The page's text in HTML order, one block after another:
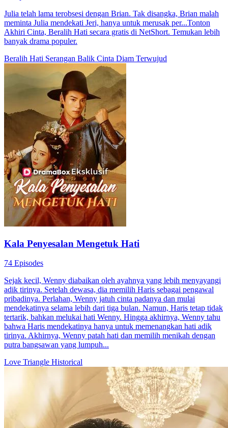
Julia telah lama terobsesi dengan Brian. Tak disangka, Brian malah
meminta Julia mendekati Jeri, hanya untuk merusak per...Tonton
Akhiri Cinta, Beralih Hati secara gratis di NetShort. Temukan lebih
banyak drama populer.
Beralih Hati Serangan Balik Cinta Diam Terwujud
Kala Penyesalan Mengetuk Hati
74 Episodes
Sejak kecil, Wenny diabaikan oleh ayahnya yang lebih menyayangi
adik tirinya. Setelah dewasa, dia memilih Haris sebagai pengawal
pribadinya. Perlahan, Wenny jatuh cinta padanya dan mulai
mendekatinya selama lebih dari tiga bulan. Namun, Haris tetap tidak
tertarik, bahkan melukai hati Wenny. Hingga akhirnya, Wenny tahu
bahwa Haris mendekatinya hanya untuk memenangkan hati adik
tirinya. Akhirnya, Wenny patah hati dan memilih menikah dengan
putra bangsawan yang lumpuh...
Love Triangle Historical